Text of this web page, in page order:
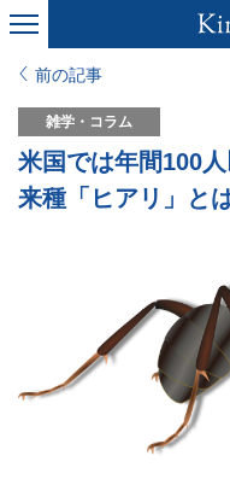
前の記事
雑学・コラム
米国では年間100
来種「ヒアリ」と